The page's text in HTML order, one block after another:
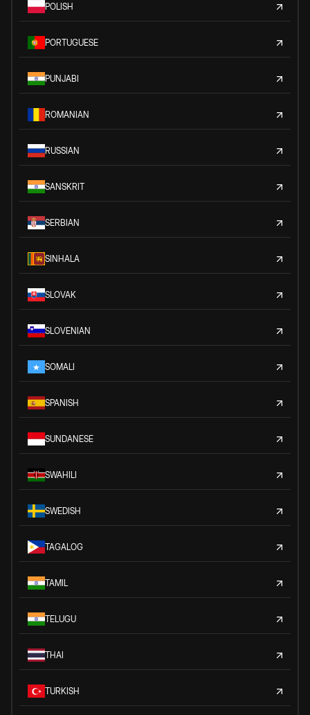
POLISH
PORTUGUESE
PUNJABI
ROMANIAN
RUSSIAN
SANSKRIT
SERBIAN
SINHALA
SLOVAK
SLOVENIAN
SOMALI
SPANISH
SUNDANESE
SWAHILI
SWEDISH
TAGALOG
TAMIL
TELUGU
THAI
TURKISH